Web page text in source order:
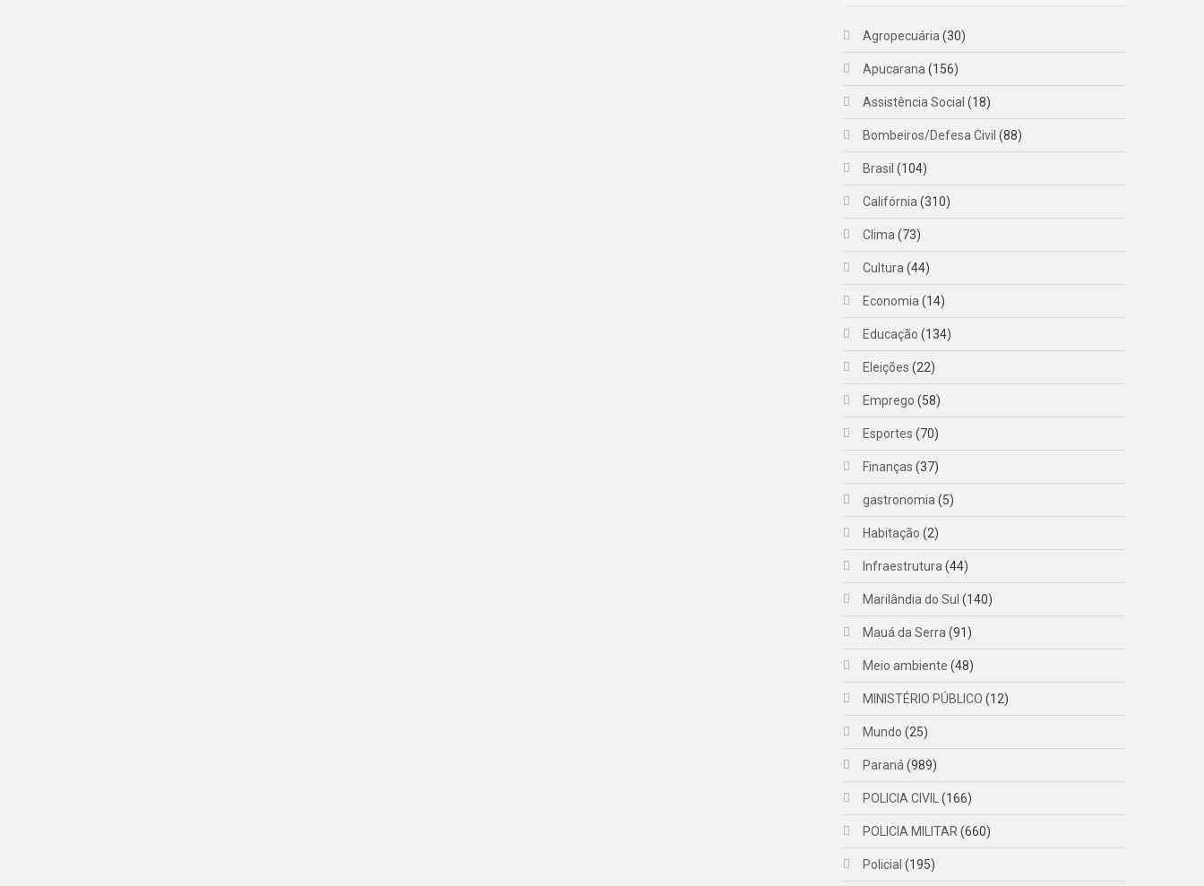
Agropecuária (30)
Apucarana (156)
Assistência Social (18)
Bombeiros/Defesa Civil (88)
Brasil (104)
Califórnia (310)
Clima (73)
Cultura (44)
Economia (14)
Educação (134)
Eleições (22)
Emprego (58)
Esportes (70)
Finanças (37)
gastronomia (5)
Habitação (2)
Infraestrutura (44)
Marilândia do Sul (140)
Mauá da Serra (91)
Meio ambiente (48)
MINISTÉRIO PÚBLICO (12)
Mundo (25)
Paraná (989)
POLICIA CIVIL (166)
POLICIA MILITAR (660)
Policial (195)